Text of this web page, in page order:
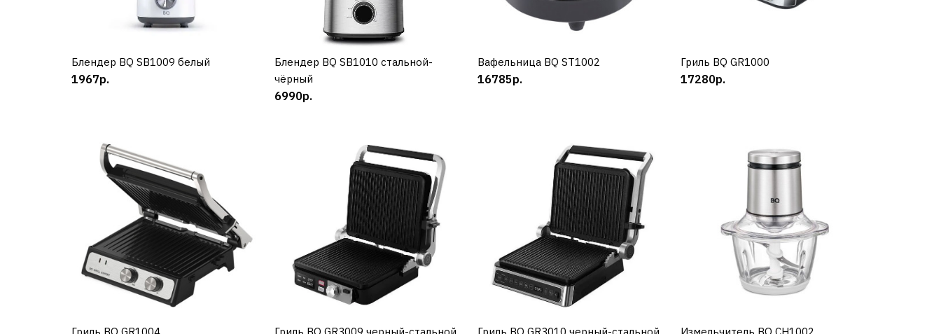
Аэрогриль BQ GR2007
черный
8890р.
КУПИТЬ
КУПИТЬ
Блендер BQ SB1009 белый
1967р.
КУПИТЬ
Блендер BQ SB1010 стальной-
чёрный
6990р.
КУПИТЬ
Вафельница BQ ST1002
16785р.
КУПИТЬ
Гриль BQ GR1000
17280р.
КУПИТЬ КУПИТЬ КУПИТЬ КУПИТЬ